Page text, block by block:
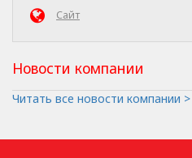
Сайт
Новости компании
Читать все новости компании >